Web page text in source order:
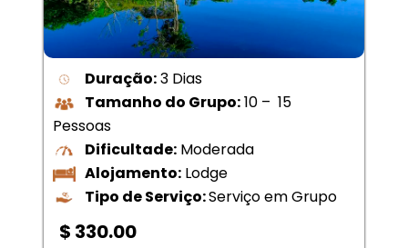
Duração:3 Dias
Tamanho do Grupo:10 – 15
Pessoas
Dificultade:Moderada
Alojamento:Lodge
Tipo de Serviço:Serviço em Grupo
$ 330.00